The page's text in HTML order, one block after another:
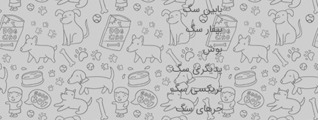
بابین سگ
بیفار سگ
بوش
پدیگری سگ
تریکسی سگ
جرهای سگ